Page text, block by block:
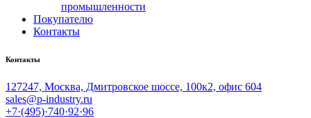
промышленности
Покупателю
Контакты
Контакты
127247, Москва, Дмитровское шоссе, 100к2, офис 604
sales@p-industry.ru
+7·(495)·740·92·96